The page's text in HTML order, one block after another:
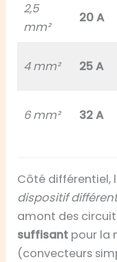
2,5
mm²
20 A
4 mm² 25 A
6 mm² 32 A
Côté différentiel,
dispositif
amont des
suffisant pour la
(convecteurs